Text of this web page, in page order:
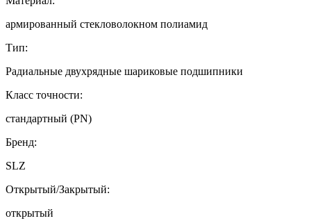
армированный стекловолокном полиамид
Тип:
Радиальные двухрядные шариковые подшипники
Класс точности:
стандартный (PN)
Бренд:
SLZ
Открытый/Закрытый:
открытый